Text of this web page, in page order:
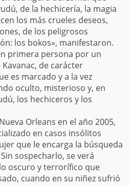
de la hechicería, la magia
los más crueles deseos,
de los peligrosos
los bokos», manifestaron.
primera persona por un
de carácter
es marcado y a la vez
oculto, misterioso y, en
los hechiceros y los
Orleans en el año 2005,
en casos insólitos
que le encarga la búsqueda
sospecharlo, se verá
oscuro y terrorífico que
cuando en su niñez sufrió